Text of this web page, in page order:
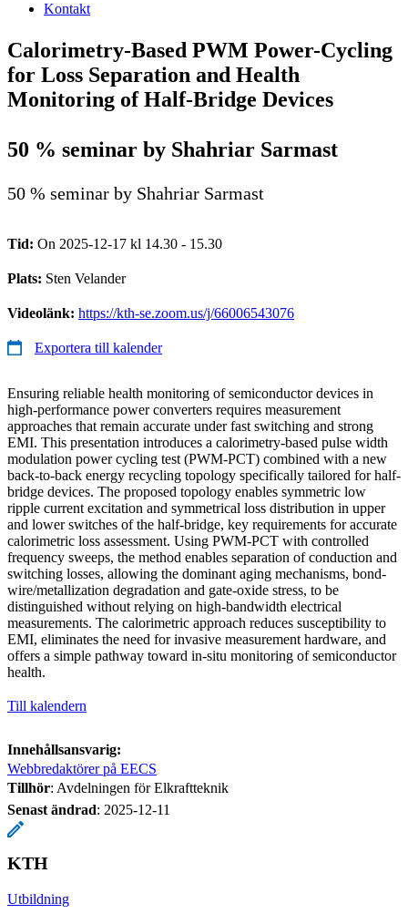
Kontakt
Calorimetry-Based PWM Power-Cycling
for Loss Separation and Health
Monitoring of Half-Bridge Devices
50 % seminar by Shahriar Sarmast
50 % seminar by Shahriar Sarmast
Tid: On 2025-12-17 kl 14.30 - 15.30
Plats: Sten Velander
Videolänk: https://kth-se.zoom.us/j/66006543076
Exportera till kalender
Ensuring reliable health monitoring of semiconductor devices in
high-performance power converters requires measurement
approaches that remain accurate under fast switching and strong
EMI. This presentation introduces a calorimetry-based pulse width
modulation power cycling test (PWM-PCT) combined with a new
back-to-back energy recycling topology specifically tailored for half-
bridge devices. The proposed topology enables symmetric low
ripple current excitation and symmetrical loss distribution in upper
and lower switches of the half-bridge, key requirements for accurate
calorimetric loss assessment. Using PWM-PCT with controlled
frequency sweeps, the method enables separation of conduction and
switching losses, allowing the dominant aging mechanisms, bond-
wire/metallization degradation and gate-oxide stress, to be
distinguished without relying on high-bandwidth electrical
measurements. The calorimetric approach reduces susceptibility to
EMI, eliminates the need for invasive measurement hardware, and
offers a simple pathway toward in-situ monitoring of semiconductor
health.
Till kalendern
Innehållsansvarig:
Webbredaktörer på EECS
Tillhör: Avdelningen för Elkraftteknik
Senast ändrad: 2025-12-11
KTH
Utbildning